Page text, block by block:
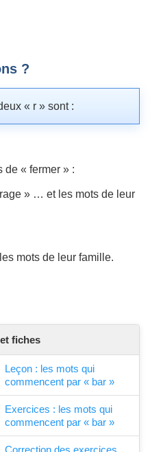
?
« r » sont :
de « fermer » :
» … et les mots de leur
mots de leur famille.
fiches
Leçon : les mots qui
commencent par « bar »
Exercices : les mots qui
commencent par « bar »
Correction des exercices